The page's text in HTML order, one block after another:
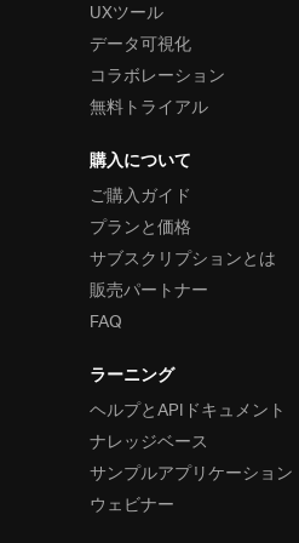
UXツール
データ可視化
コラボレーション
無料トライアル
購入について
ご購入ガイド
プランと価格
サブスクリプションとは
販売パートナー
FAQ
ラーニング
ヘルプとAPIドキュメント
ナレッジベース
サンプルアプリケーション
ウェビナー